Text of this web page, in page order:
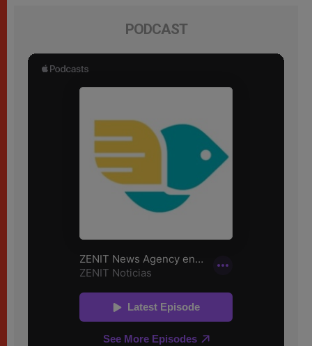
PODCAST